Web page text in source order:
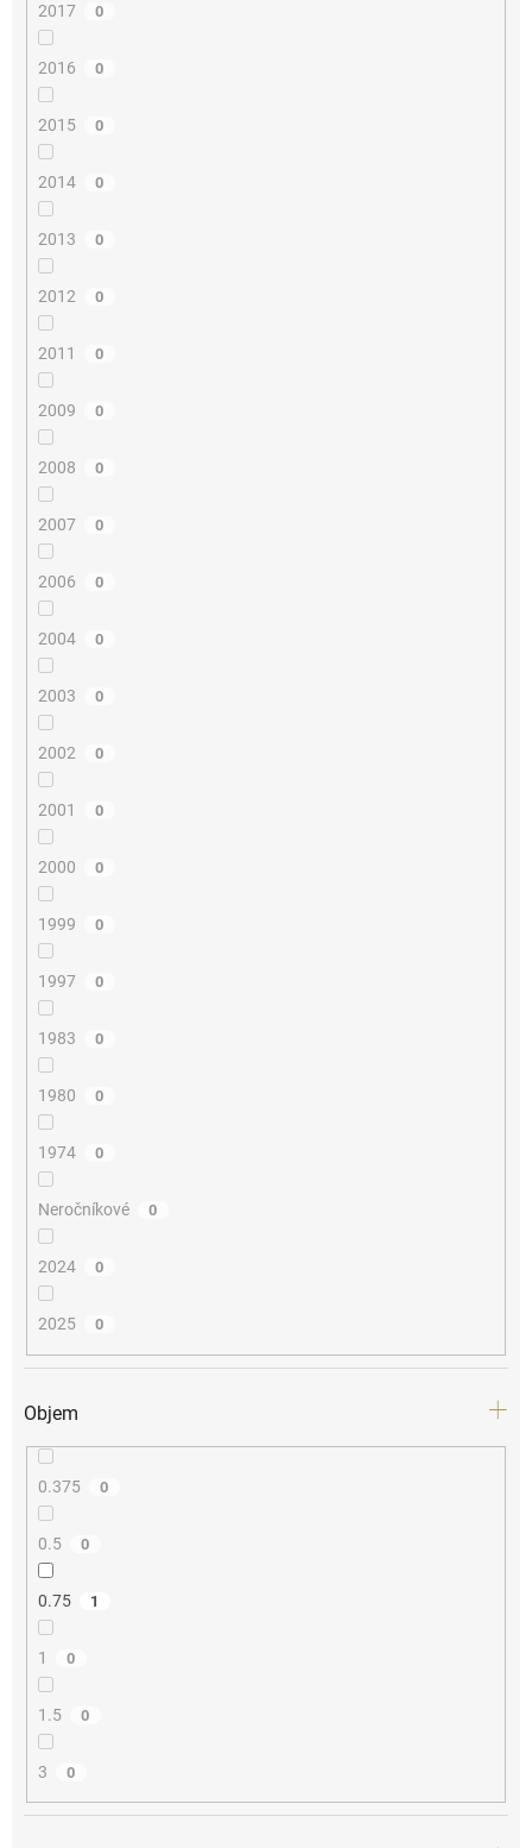
2017 0
2016 0
2015 0
2014 0
2013 0
2012 0
2011 0
2009 0
2008 0
2007 0
2006 0
2004 0
2003 0
2002 0
2001 0
2000 0
1999 0
1997 0
1983 0
1980 0
1974 0
Neročníkové 0
2024 0
2025 0
Objem
0.375 0
0.5 0
0.75 1
1 0
1.5 0
3 0